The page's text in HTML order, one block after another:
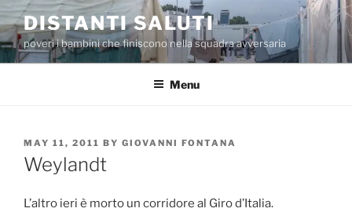
Skip
to
content
DISTANTI SALUTI
poveri i bambini che finiscono nella squadra avversaria
Menu
POSTED
ON
MAY 11, 2011 BY GIOVANNI FONTANA
Weylandt
L’altro ieri è morto un corridore al Giro d’Italia.